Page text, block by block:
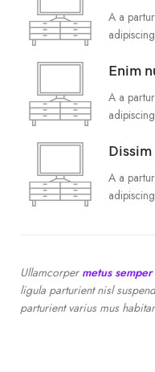
A a
Enim
A a
Dissim
A a
Ullamcorper metus semper
ligula parturient nisl
parturient varius mus